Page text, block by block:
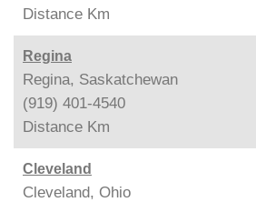
Distance Km
Regina
Regina, Saskatchewan
(919) 401-4540
Distance Km
Cleveland
Cleveland, Ohio